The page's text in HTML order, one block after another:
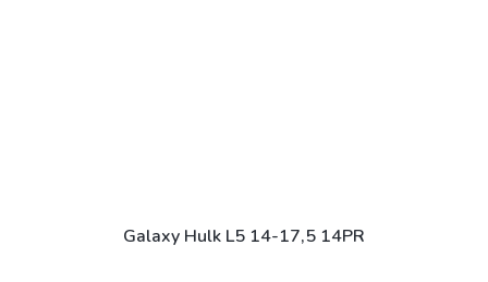
Galaxy Hulk L5 14-17,5 14PR